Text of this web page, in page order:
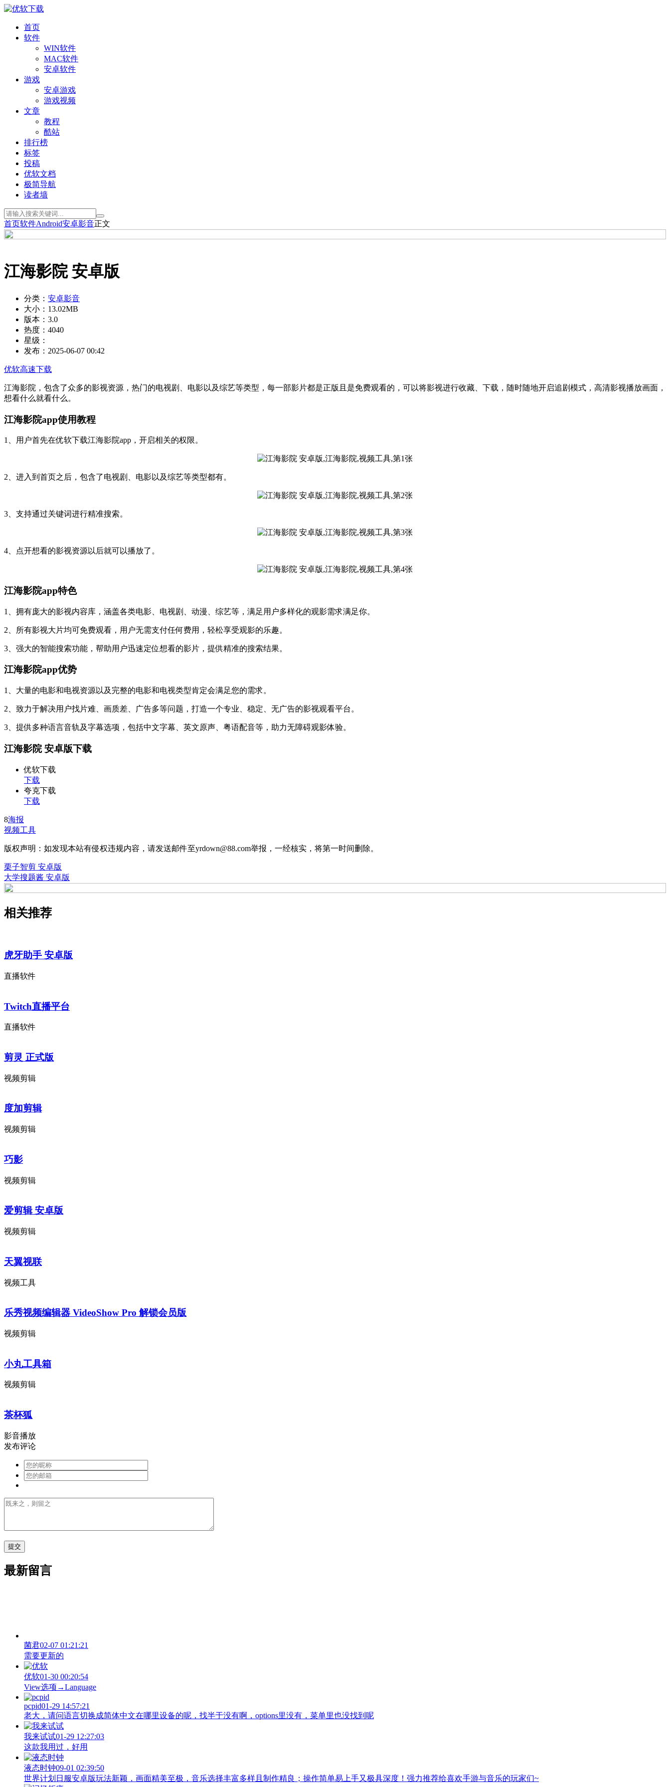
首页
软件
WIN软件
MAC软件
安卓软件
游戏
安卓游戏
游戏视频
文章
教程
酷站
排行榜
标签
投稿
优软文档
极简导航
读者墙
首页软件Android安卓影音正文
江海影院 安卓版
分类： 安卓影音
大小： 13.02MB
版本： 3.0
热度： 4040
星级：
发布： 2025-06-07 00:42
优软高速下载
江海影院，包含了众多的影视资源，热门的电视剧、电影以及综艺等类型，每一部影片都是正版且是免费观看的，可以将影视进行收藏、下载，随时随地开启追剧模式，高清影视播放画面，
想看什么就看什么。
江海影院app使用教程
1、用户首先在优软下载江海影院app，开启相关的权限。
2、进入到首页之后，包含了电视剧、电影以及综艺等类型都有。
3、支持通过关键词进行精准搜索。
4、点开想看的影视资源以后就可以播放了。
江海影院app特色
1、拥有庞大的影视内容库，涵盖各类电影、电视剧、动漫、综艺等，满足用户多样化的观影需求满足你。
2、所有影视大片均可免费观看，用户无需支付任何费用，轻松享受观影的乐趣。
3、强大的智能搜索功能，帮助用户迅速定位想看的影片，提供精准的搜索结果。
江海影院app优势
1、大量的电影和电视资源以及完整的电影和电视类型肯定会满足您的需求。
2、致力于解决用户找片难、画质差、广告多等问题，打造一个专业、稳定、无广告的影视观看平台。
3、提供多种语言音轨及字幕选项，包括中文字幕、英文原声、粤语配音等，助力无障碍观影体验。
江海影院 安卓版下载
优软下载
下载
夸克下载
下载
8海报
视频工具
版权声明：如发现本站有侵权违规内容，请发送邮件至yrdown@88.com举报，一经核实，将第一时间删除。
栗子智剪 安卓版
大学搜题酱 安卓版
相关推荐
虎牙助手 安卓版
直播软件
Twitch直播平台
直播软件
剪灵 正式版
视频剪辑
度加剪辑
视频剪辑
巧影
视频剪辑
爱剪辑 安卓版
视频剪辑
天翼视联
视频工具
乐秀视频编辑器 VideoShow Pro 解锁会员版
视频剪辑
小丸工具箱
视频剪辑
茶杯狐
影音播放
发布评论
最新留言
菌君02-07 01:21:21
需要更新的
优软01-30 00:20:54
View‌选项→Language
pcpid01-29 14:57:21
老大，请问语言切换成简体中文在哪里设备的呢，找半于没有啊，options里没有，菜单里也没找到呢
我来试试01-29 12:27:03
这款我用过，好用
液态时钟09-01 02:39:50
世界计划日服安卓版玩法新颖，画面精美至极，音乐选择丰富多样且制作精良；操作简单易上手又极具深度！强力推荐给喜欢手游与音乐的玩家们~